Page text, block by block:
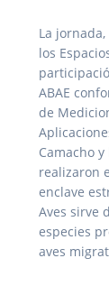
La
los
ABAE
de
Camacho
realizaron
enclave
Aves sirve
especies
aves